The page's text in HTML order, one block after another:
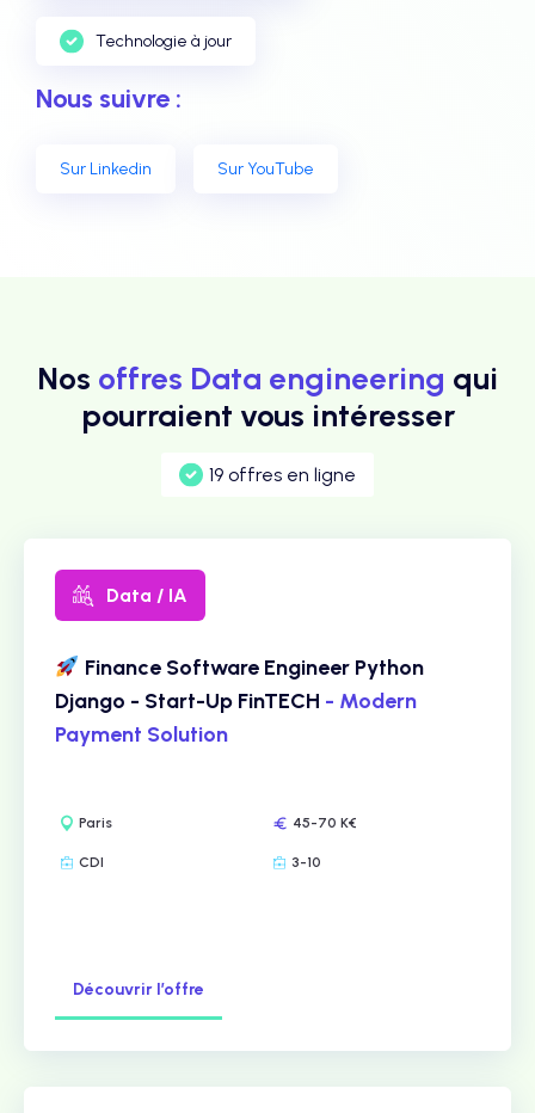
Technologie à jour
Nous suivre :
Sur Linkedin Sur YouTube
Nos offres Data engineering qui
pourraient vous intéresser
19 offres en ligne
Data / IA
Finance Software Engineer Python
Django - Start-Up FinTECH - Modern
Payment Solution
Paris 45-70 K€
CDI 3-10
Découvrir l’offre